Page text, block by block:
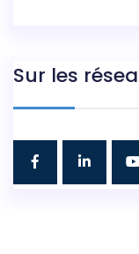
Sur les